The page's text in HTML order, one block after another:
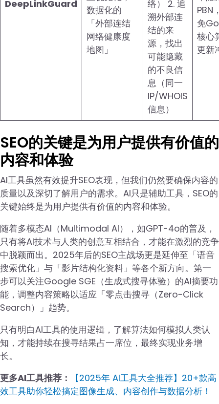
DeepLinkGuard
数据化的
「外部连结
网络健康度
地图」
络） 2. 追
溯外部连
结的来
源，找出
可能隐藏
的不良信
息（同一
IP/WHOIS
信息）
PBN
免
核心
更新
SEO的关键是为用户提供有价值的
内容和体验
AI工具虽然有效提升SEO表现，但我们仍然要确保内容的
质量以及深切了解用户的需求。AI只是辅助工具，SEO的
关键始终是为用户提供有价值的内容和体验。
随着多模态AI（Multimodal AI），如GPT-4o的普及，
只有将AI技术与人类的创意互相结合，才能在激烈的竞争
中脱颖而出。2025年后的SEO主战场更是延伸至「语音
搜索优化」与「影片结构化资料」等各个新方向。第一
步可以关注Google SGE（生成式搜寻体验）的AI摘要功
能，调整内容策略以适应「零点击搜寻（Zero-Click
Search）」趋势。
只有明白AI工具的使用逻辑，了解算法如何模拟人类认
知，才能持续在搜寻结果占一席位，最终实现业务增
长。
更多AI工具推荐：
【2025年 AI工具大全推荐】20+款高
效工具助你轻松搞定图像生成、内容创作与数据分析！